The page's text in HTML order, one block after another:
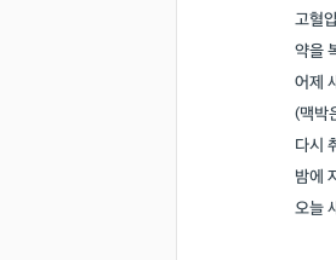
고혈
약을
어제
(맥박
다시
밤에
오늘